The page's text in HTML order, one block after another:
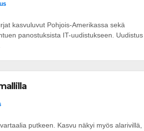
kasvuluvut Pohjois-Amerikassa sekä
panostuksista IT-uudistukseen. Uudistus
putkeen. Kasvu näkyi myös alarivillä,